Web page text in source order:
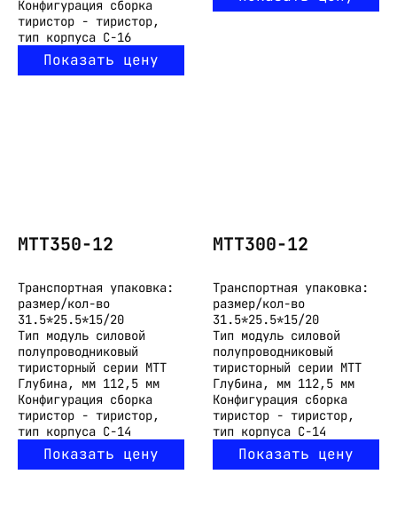
Конфигурация сборка
тиристор - тиристор,
тип корпуса С-16
Показать цену
МТТ350-12
Транспортная упаковка:
размер/кол-во
31.5*25.5*15/20
Тип модуль силовой
полупроводниковый
тиристорный серии МТТ
Глубина, мм 112,5 мм
Конфигурация сборка
тиристор - тиристор,
тип корпуса С-14
Показать цену
МТТ300-12
Транспортная упаковка:
размер/кол-во
31.5*25.5*15/20
Тип модуль силовой
полупроводниковый
тиристорный серии МТТ
Глубина, мм 112,5 мм
Конфигурация сборка
тиристор - тиристор,
тип корпуса С-14
Показать цену